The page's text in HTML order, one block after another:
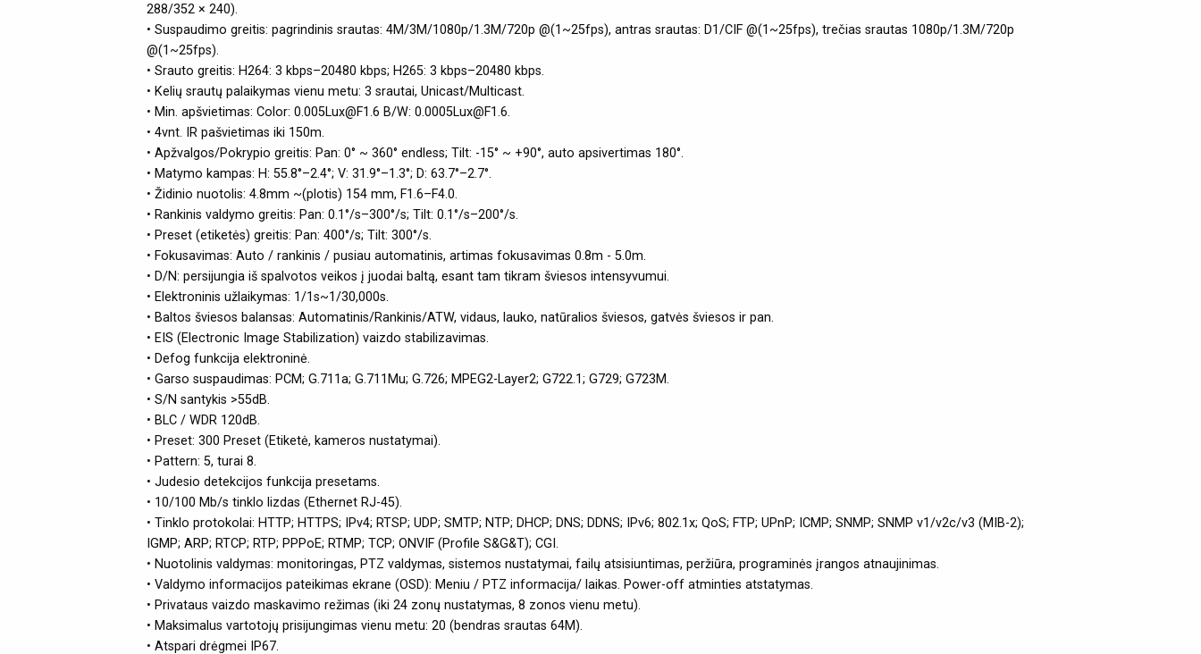
288/352 × 240).
• Suspaudimo greitis: pagrindinis srautas: 4M/3M/1080p/1.3M/720p @(1~25fps), antras srautas: D1/CIF @(1~25fps), trečias srautas 1080p/1.3M/720p
@(1~25fps).
• Srauto greitis: H264: 3 kbps–20480 kbps; H265: 3 kbps–20480 kbps.
• Kelių srautų palaikymas vienu metu: 3 srautai, Unicast/Multicast.
• Min. apšvietimas: Color: 0.005Lux@F1.6 B/W: 0.0005Lux@F1.6.
• 4vnt. IR pašvietimas iki 150m.
• Apžvalgos/Pokrypio greitis: Pan: 0° ~ 360° endless; Tilt: -15° ~ +90°, auto apsivertimas 180°.
• Matymo kampas: H: 55.8°–2.4°; V: 31.9°–1.3°; D: 63.7°–2.7°.
• Židinio nuotolis: 4.8mm ~(plotis) 154 mm, F1.6–F4.0.
• Rankinis valdymo greitis: Pan: 0.1°/s–300°/s; Tilt: 0.1°/s–200°/s.
• Preset (etiketės) greitis: Pan: 400°/s; Tilt: 300°/s.
• Fokusavimas: Auto / rankinis / pusiau automatinis, artimas fokusavimas 0.8m - 5.0m.
• D/N: persijungia iš spalvotos veikos į juodai baltą, esant tam tikram šviesos intensyvumui.
• Elektroninis užlaikymas: 1/1s~1/30,000s.
• Baltos šviesos balansas: Automatinis/Rankinis/ATW, vidaus, lauko, natūralios šviesos, gatvės šviesos ir pan.
• EIS (Electronic Image Stabilization) vaizdo stabilizavimas.
• Defog funkcija elektroninė.
• Garso suspaudimas: PCM; G.711a; G.711Mu; G.726; MPEG2-Layer2; G722.1; G729; G723M.
• S/N santykis >55dB.
• BLC / WDR 120dB.
• Preset: 300 Preset (Etiketė, kameros nustatymai).
• Pattern: 5, turai 8.
• Judesio detekcijos funkcija presetams.
• 10/100 Mb/s tinklo lizdas (Ethernet RJ-45).
• Tinklo protokolai: HTTP; HTTPS; IPv4; RTSP; UDP; SMTP; NTP; DHCP; DNS; DDNS; IPv6; 802.1x; QoS; FTP; UPnP; ICMP; SNMP; SNMP v1/v2c/v3 (MIB-2);
IGMP; ARP; RTCP; RTP; PPPoE; RTMP; TCP; ONVIF (Profile S&G&T); CGI.
• Nuotolinis valdymas: monitoringas, PTZ valdymas, sistemos nustatymai, failų atsisiuntimas, peržiūra, programinės įrangos atnaujinimas.
• Valdymo informacijos pateikimas ekrane (OSD): Meniu / PTZ informacija/ laikas. Power-off atminties atstatymas.
• Privataus vaizdo maskavimo režimas (iki 24 zonų nustatymas, 8 zonos vienu metu).
• Maksimalus vartotojų prisijungimas vienu metu: 20 (bendras srautas 64M).
• Atspari drėgmei IP67.